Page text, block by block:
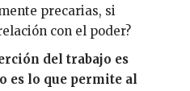
precarias, si
con el poder?
del trabajo es
es lo que permite al